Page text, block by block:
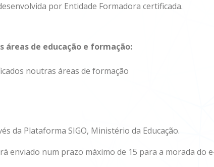
por Entidade Formadora certificada.
áreas de educação e formação:
noutras áreas de formação
da Plataforma SIGO, Ministério da Educação.
enviado num prazo máximo de 15 para a morada do